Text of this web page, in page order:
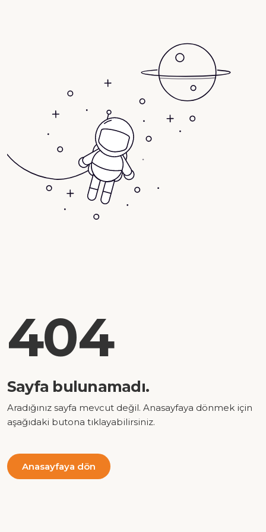
404
Sayfa bulunamadı.
Aradığınız sayfa mevcut değil. Anasayfaya dönmek için
aşağıdaki butona tıklayabilirsiniz.
Anasayfaya dön